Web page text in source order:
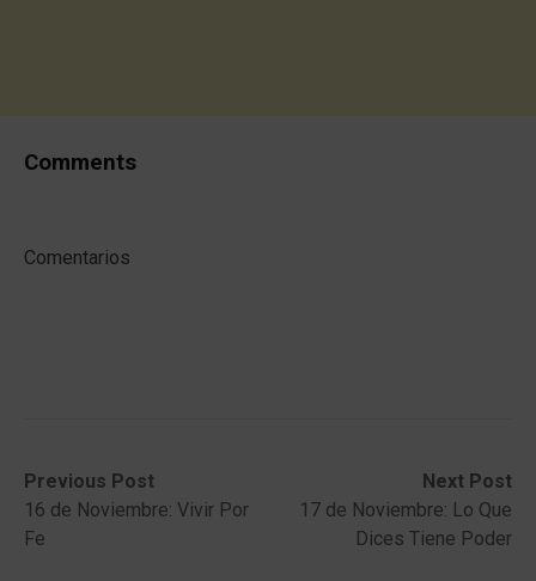
Comments
Comentarios
Post
navigation
Previous Post
Previous
post:16 de Noviembre: Vivir Por
Fe
Next Post
Next
post:
17 de Noviembre: Lo Que
Dices Tiene Poder